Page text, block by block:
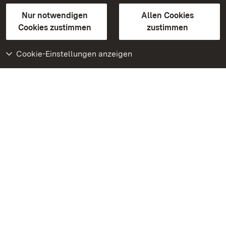
Nur notwendigen
Cookies zustimmen
Allen Cookies
zustimmen
Cookie-Einstellungen anzeigen
GebärdenspracheLeichte Sprache
Erklärung zur Barrierefreiheit
BITV-konform (geprüfte Seiten)
Weiteres